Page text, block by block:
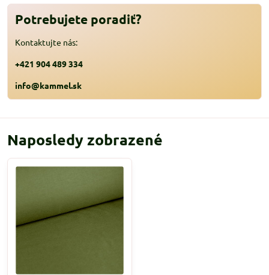
Potrebujete poradiť?
Kontaktujte nás:
+421 904 489 334
info@kammel.sk
Naposledy zobrazené